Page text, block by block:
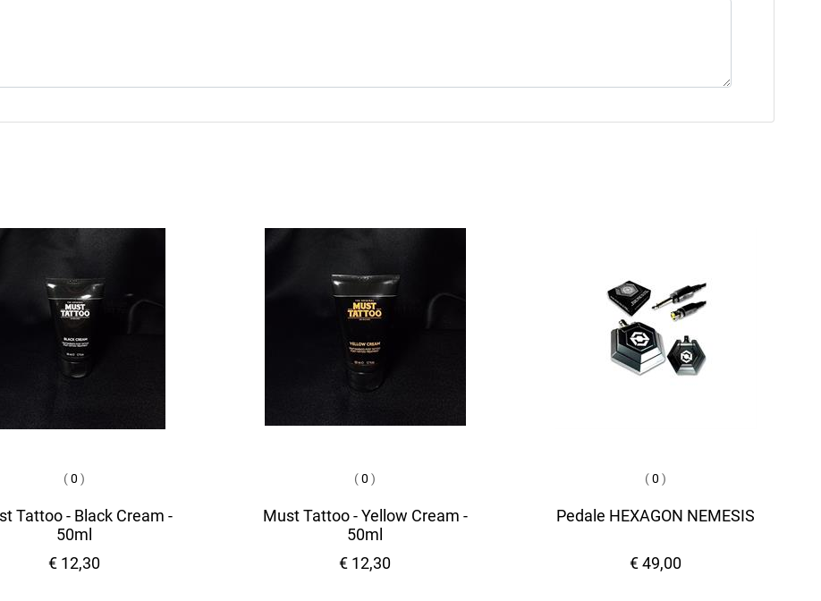
(0 )
Tattoo - Black Cream -
50ml
€ 12,30
(0 )
Must Tattoo - Yellow Cream -
50ml
€ 12,30
(0 )
Pedale HEXAGON NEMESIS
€ 49,00